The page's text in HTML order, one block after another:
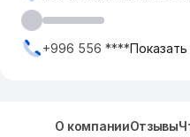
+996 556 ****
О компанииОтзывы